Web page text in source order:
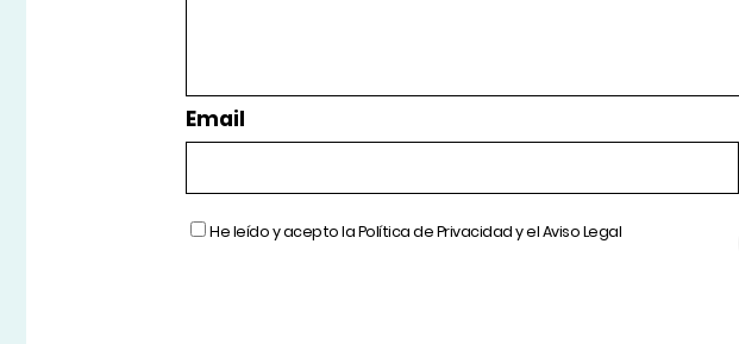
Email
He leído y acepto laPolítica de Privacidady elAviso Legal